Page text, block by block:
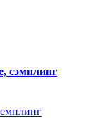
сэмплинг